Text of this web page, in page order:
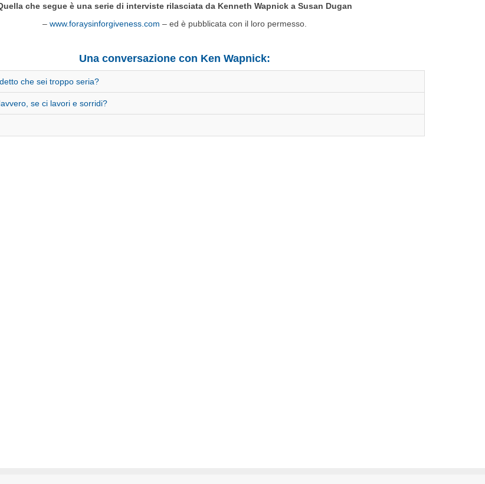
che segue è una serie di interviste rilasciata da Kenneth Wapnick a Susan Dugan
–www.foraysinforgiveness.com – ed è pubblicata con il loro permesso.
Una conversazione con Ken Wapnick:
che sei troppo seria?
se ci lavori e sorridi?